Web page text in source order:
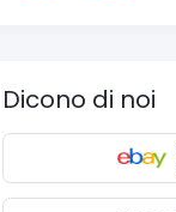
Dicono di noi